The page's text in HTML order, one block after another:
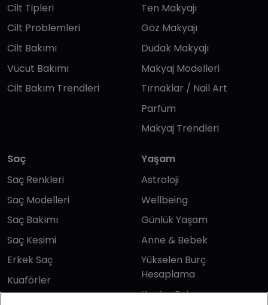
Cilt Tipleri
Cilt Problemleri
Cilt Bakımı
Vücut Bakımı
Cilt Bakım Trendleri
Ten Makyajı
Göz Makyajı
Dudak Makyajı
Makyaj Modelleri
Tırnaklar / Nail Art
Parfüm
Makyaj Trendleri
Saç
Saç Renkleri
Saç Modelleri
Saç Bakımı
Saç Kesimi
Erkek Saç
Kuaförler
Yaşam
Astroloji
Wellbeing
Günlük Yaşam
Anne & Bebek
Yükselen Burç
Hesaplama
Kuafor Bulma